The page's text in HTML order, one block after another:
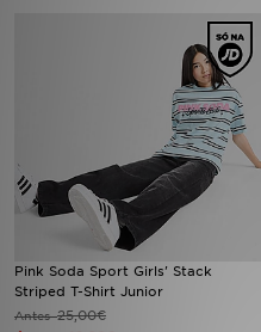
Pink Soda Sport Girls' Stack
Striped T-Shirt Junior
Antes25,00€
SUBSCREVE
ESTADO DO TEU PEDIDO
ATENÇÃO AO CLIENTE